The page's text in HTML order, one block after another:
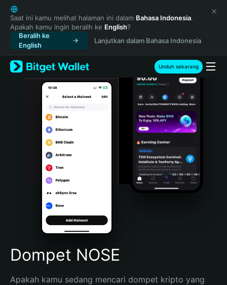
English
日本語
Tiếng Việt
Русский
Español (Latinoamérica)
Türkçe
Italiano
Português (Portugal)
Bahasa Indonesia
Português (Brasil)
Español (Argentina)
Saat ini kamu melihat halaman ini dalam Bahasa Indonesia.
Apakah kamu ingin beralih ke English?
Beralih ke
English
Lanjutkan dalam Bahasa Indonesia
Unduh sekarang
Dompet NOSE
Apakah kamu sedang mencari dompet kripto yang